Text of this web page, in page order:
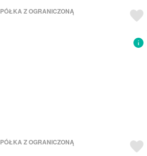
Z OGRANICZONĄ
Z OGRANICZONĄ